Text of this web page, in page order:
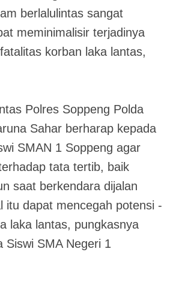
berlalulintas sangat
meminimalisir terjadinya
korban laka lantas,
Polres Soppeng Polda
Sahar berharap kepada
SMAN 1 Soppeng agar
tata tertib, baik
saat berkendara dijalan
itu dapat mencegah potensi -
laka lantas, pungkasnya
Siswi SMA Negeri 1